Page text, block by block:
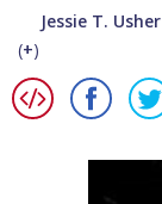
Jessie T. Usher
(+)